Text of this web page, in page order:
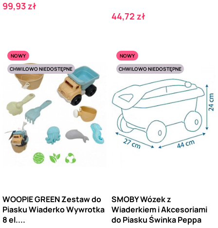
Cena
99,93 zł
Cena
44,72 zł
NOWY
CHWILOWO NIEDOSTĘPNE
WOOPIE GREEN Zestaw do
Piasku Wiaderko Wywrotka
8 el....
NOWY
CHWILOWO NIEDOSTĘPNE
SMOBY Wózek z
Wiaderkiem i Akcesoriami
do Piasku Świnka Peppa